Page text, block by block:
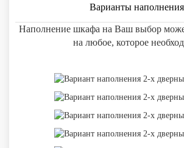
Варианты наполнения
Наполнение шкафа на Ваш выбор
на любое, которое